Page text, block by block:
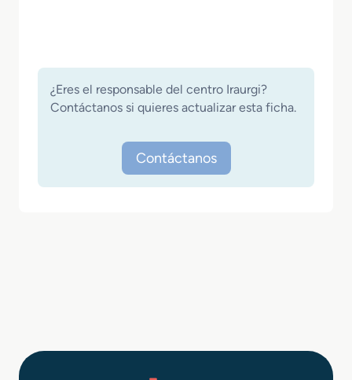
¿Eres el responsable del centro Iraurgi?
Contáctanos si quieres actualizar esta ficha.
Contáctanos